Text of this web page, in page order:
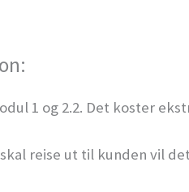
1 og 2.2. Det koster
reise ut til kunden vil